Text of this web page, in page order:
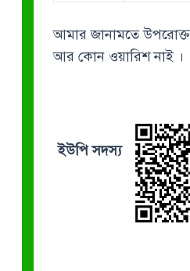
আমার জানামতে উপরোক্ত
আর কোন ওয়ারিশ নাই ।
ইউপি সদস্য